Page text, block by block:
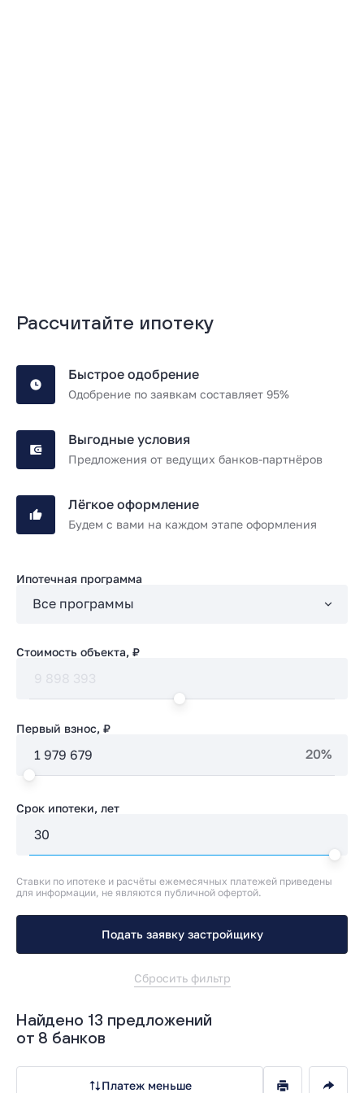
Рассчитайте ипотеку
Быстрое одобрение
Одобрение по заявкам составляет 95%
Выгодные условия
Предложения от ведущих банков-партнёров
Лёгкое оформление
Будем с вами на каждом этапе оформления
Ипотечная программа
Стоимость объекта, ₽
Первый взнос, ₽
20%
Срок ипотеки, лет
Ставки по ипотеке и расчёты ежемесячных платежей приведены
для информации, не являются публичной офертой.
Подать заявку застройщику
Сбросить фильтр
Найдено 13 предложений
от 8 банков
Платеж меньше